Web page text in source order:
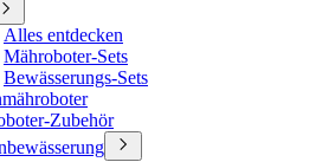
Alles entdecken
Mähroboter-Sets
Bewässerungs-Sets
Zubehör